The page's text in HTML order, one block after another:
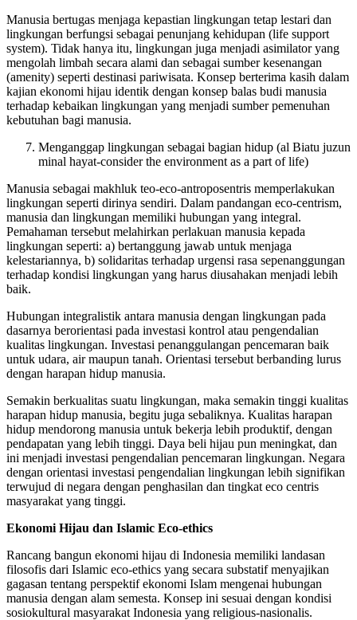
Manusia bertugas menjaga kepastian lingkungan tetap lestari dan
lingkungan berfungsi sebagai penunjang kehidupan (life support
system). Tidak hanya itu, lingkungan juga menjadi asimilator yang
mengolah limbah secara alami dan sebagai sumber kesenangan
(amenity) seperti destinasi pariwisata. Konsep berterima kasih dalam
kajian ekonomi hijau identik dengan konsep balas budi manusia
terhadap kebaikan lingkungan yang menjadi sumber pemenuhan
kebutuhan bagi manusia.
Menganggap lingkungan sebagai bagian hidup (al Biatu juzun
minal hayat-consider the environment as a part of life)
Manusia sebagai makhluk teo-eco-antroposentris memperlakukan
lingkungan seperti dirinya sendiri. Dalam pandangan eco-centrism,
manusia dan lingkungan memiliki hubungan yang integral.
Pemahaman tersebut melahirkan perlakuan manusia kepada
lingkungan seperti: a) bertanggung jawab untuk menjaga
kelestariannya, b) solidaritas terhadap urgensi rasa sepenanggungan
terhadap kondisi lingkungan yang harus diusahakan menjadi lebih
baik.
Hubungan integralistik antara manusia dengan lingkungan pada
dasarnya berorientasi pada investasi kontrol atau pengendalian
kualitas lingkungan. Investasi penanggulangan pencemaran baik
untuk udara, air maupun tanah. Orientasi tersebut berbanding lurus
dengan harapan hidup manusia.
Semakin berkualitas suatu lingkungan, maka semakin tinggi kualitas
harapan hidup manusia, begitu juga sebaliknya. Kualitas harapan
hidup mendorong manusia untuk bekerja lebih produktif, dengan
pendapatan yang lebih tinggi. Daya beli hijau pun meningkat, dan
ini menjadi investasi pengendalian pencemaran lingkungan. Negara
dengan orientasi investasi pengendalian lingkungan lebih signifikan
terwujud di negara dengan penghasilan dan tingkat eco centris
masyarakat yang tinggi.
Ekonomi Hijau dan Islamic Eco-ethics
Rancang bangun ekonomi hijau di Indonesia memiliki landasan
filosofis dari Islamic eco-ethics yang secara substatif menyajikan
gagasan tentang perspektif ekonomi Islam mengenai hubungan
manusia dengan alam semesta. Konsep ini sesuai dengan kondisi
sosiokultural masyarakat Indonesia yang religious-nasionalis.